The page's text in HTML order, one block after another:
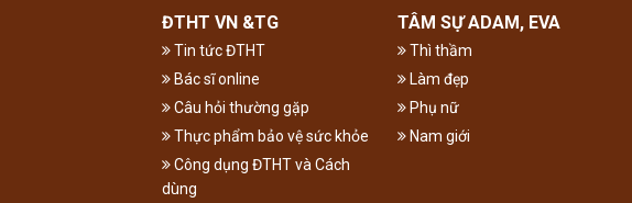
ĐTHT VN &TG
Tin tức ĐTHT
Bác sĩ online
Câu hỏi thường gặp
Thực phẩm bảo vệ sức khỏe
Công dụng ĐTHT và Cách
dùng
TÂM SỰ ADAM, EVA
Thì thầm
Làm đẹp
Phụ nữ
Nam giới